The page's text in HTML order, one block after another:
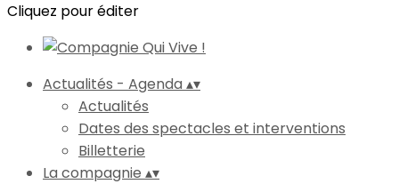
Cliquez pour éditer
Actualités - Agenda▴▾
Actualités
Dates des spectacles et interventions
Billetterie
La compagnie ▴▾